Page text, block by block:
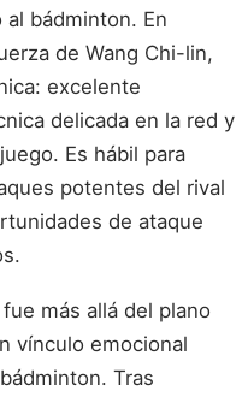
bádminton. En
de Wang Chi-lin,
excelente
delicada en la red y
Es hábil para
potentes del rival
de ataque
más allá del plano
vínculo emocional
Tras